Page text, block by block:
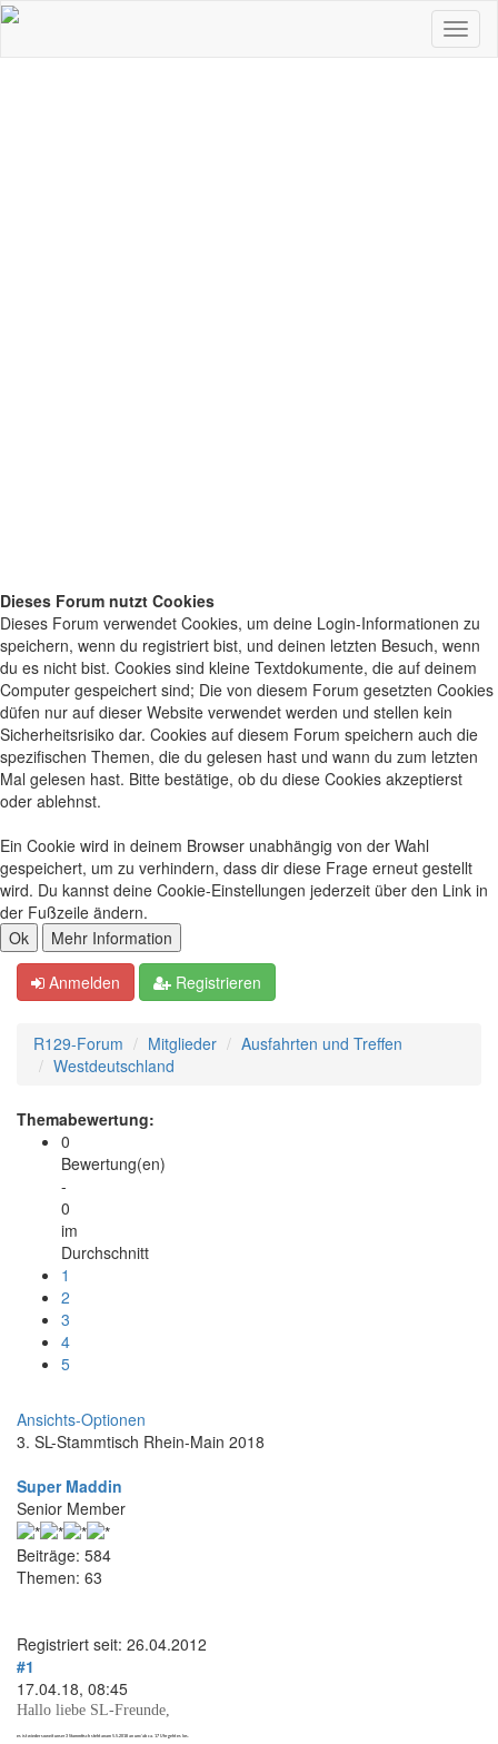
Dieses Forum nutzt Cookies
Dieses Forum verwendet Cookies, um deine Login-Informationen zu
speichern, wenn du registriert bist, und deinen letzten Besuch, wenn
du es nicht bist. Cookies sind kleine Textdokumente, die auf deinem
Computer gespeichert sind; Die von diesem Forum gesetzten Cookies
düfen nur auf dieser Website verwendet werden und stellen kein
Sicherheitsrisiko dar. Cookies auf diesem Forum speichern auch die
spezifischen Themen, die du gelesen hast und wann du zum letzten
Mal gelesen hast. Bitte bestätige, ob du diese Cookies akzeptierst
oder ablehnst.
Ein Cookie wird in deinem Browser unabhängig von der Wahl
gespeichert, um zu verhindern, dass dir diese Frage erneut gestellt
wird. Du kannst deine Cookie-Einstellungen jederzeit über den Link in
der Fußzeile ändern.
Anmelden Registrieren
R129-Forum Mitglieder
Ausfahrten und Treffen
Westdeutschland
Themabewertung:
0
Bewertung(en)
-
0
im
Durchschnitt
1
2
3
4
5
Ansichts-Optionen
3. SL-Stammtisch Rhein-Main 2018
Super Maddin
Senior Member
Beiträge: 584
Themen: 63
Registriert seit: 26.04.2012
#1
17.04.18, 08:45
Hallo liebe SL-Freunde,
es ist wieder soweit unser 3 Stammtisch steht anam 5.5.2018 an um/ab ca. 17 Uhr geht es los.